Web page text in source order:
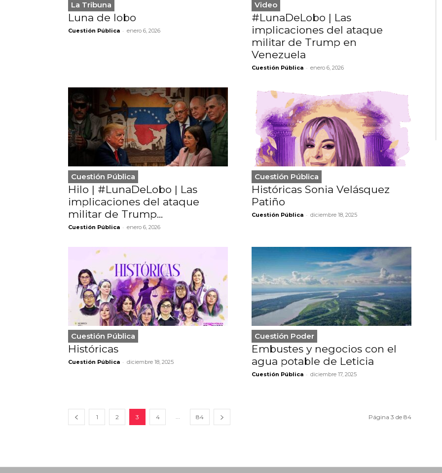
La Tribuna
Luna de lobo
Cuestión Pública - enero 6, 2026
Video
#LunaDeLobo | Las
implicaciones del ataque
militar de Trump en
Venezuela
Cuestión Pública - enero 6, 2026
Cuestión Pública
Hilo | #LunaDeLobo | Las
implicaciones del ataque
militar de Trump...
Cuestión Pública - enero 6, 2026
Cuestión Pública
Históricas Sonia Velásquez
Patiño
Cuestión Pública - diciembre 18, 2025
Cuestión Pública
Históricas
Cuestión Pública - diciembre 18, 2025
Cuestión Poder
Embustes y negocios con el
agua potable de Leticia
Cuestión Pública - diciembre 17, 2025
1 2 3 4 ... 84 Página 3 de 84